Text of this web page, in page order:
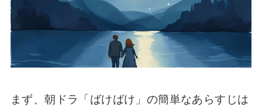
まず、朝ドラ「ばけばけ」の簡単なあらすじは